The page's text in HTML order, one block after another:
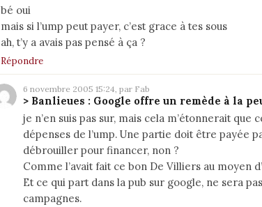
bé oui
mais si l’ump peut payer, c’est grace à tes sous
ah, t’y a avais pas pensé à ça ?
Répondre
6 novembre 2005 15:24, par Fab
> Banlieues : Google offre un remède à la
je n’en suis pas sur, mais cela m’étonnerait
dépenses de l’ump. Une partie doit être payée
débrouiller pour financer, non ?
Comme l’avait fait ce bon De Villiers au moyen
Et ce qui part dans la pub sur google, ne sera
campagnes.